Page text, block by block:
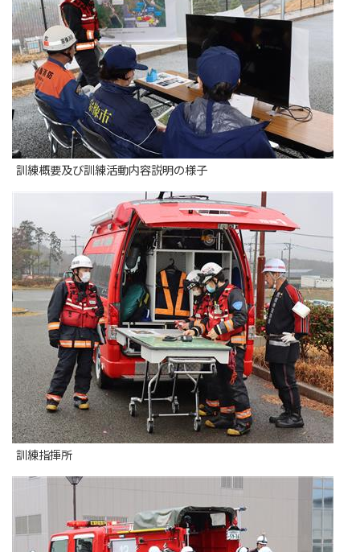
訓練概要及び訓練活動内容説明の様子
訓練指揮所